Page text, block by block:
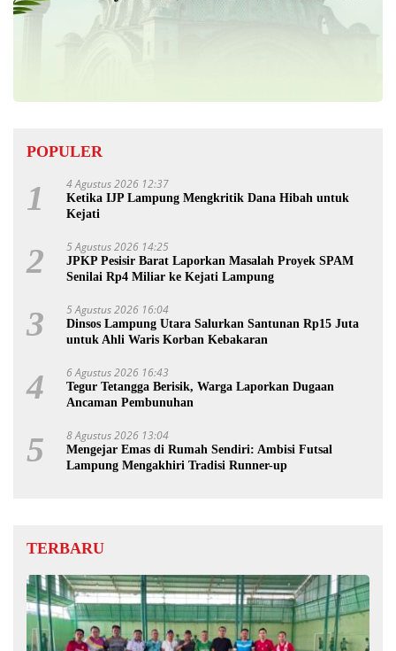
POPULER
1 4 Agustus 2026 12:37
Ketika IJP Lampung Mengkritik Dana Hibah untuk
Kejati
2 5 Agustus 2026 14:25
JPKP Pesisir Barat Laporkan Masalah Proyek SPAM
Senilai Rp4 Miliar ke Kejati Lampung
3 5 Agustus 2026 16:04
Dinsos Lampung Utara Salurkan Santunan Rp15 Juta
untuk Ahli Waris Korban Kebakaran
4 6 Agustus 2026 16:43
Tegur Tetangga Berisik, Warga Laporkan Dugaan
Ancaman Pembunuhan
5 8 Agustus 2026 13:04
Mengejar Emas di Rumah Sendiri: Ambisi Futsal
Lampung Mengakhiri Tradisi Runner-up
TERBARU